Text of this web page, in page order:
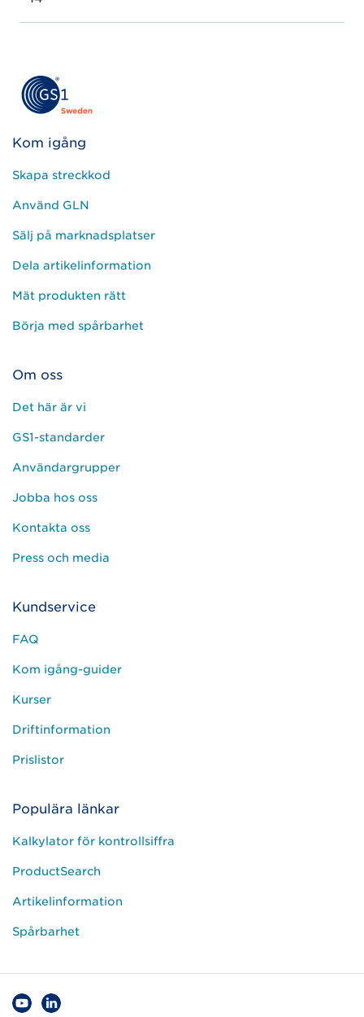
Kom igång
Skapa streckkod
Använd GLN
Sälj på marknadsplatser
Dela artikelinformation
Mät produkten rätt
Börja med spårbarhet
Om oss
Det här är vi
GS1-standarder
Användargrupper
Jobba hos oss
Kontakta oss
Press och media
Kundservice
FAQ
Kom igång-guider
Kurser
Driftinformation
Prislistor
Populära länkar
Kalkylator för kontrollsiffra
ProductSearch
Artikelinformation
Spårbarhet